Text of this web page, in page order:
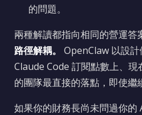
的問題。
兩種解讀都指向相同的營運答
路徑解耦。
OpenClaw 以設
Claude Code 訂閱點數上、
的團隊最直接的落點，即使繼
如果你的財務長尚未問過你的